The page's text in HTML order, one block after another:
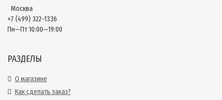
Москва
+7 (499) 322-1336
Пн—Пт 10:00—19:00
РАЗДЕЛЫ
О магазине
Как сделать заказ?